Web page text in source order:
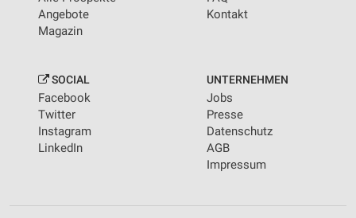
Angebote
Magazin
Kontakt
SOCIAL
Facebook
Twitter
Instagram
LinkedIn
UNTERNEHMEN
Jobs
Presse
Datenschutz
AGB
Impressum